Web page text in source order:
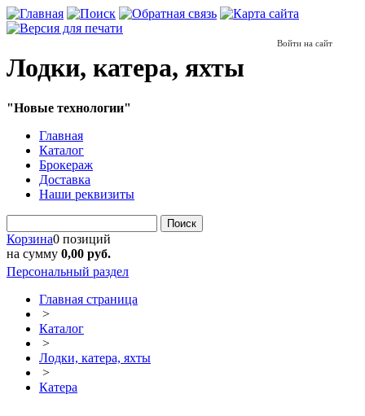
Войти на сайт
Лодки, катера, яхты
"Новые технологии"
Главная
Каталог
Брокераж
Доставка
Наши реквизиты
Поиск
Корзина0 позиций
на сумму 0,00 руб.
Персональный раздел
Главная страница
>
Каталог
>
Лодки, катера, яхты
>
Катера